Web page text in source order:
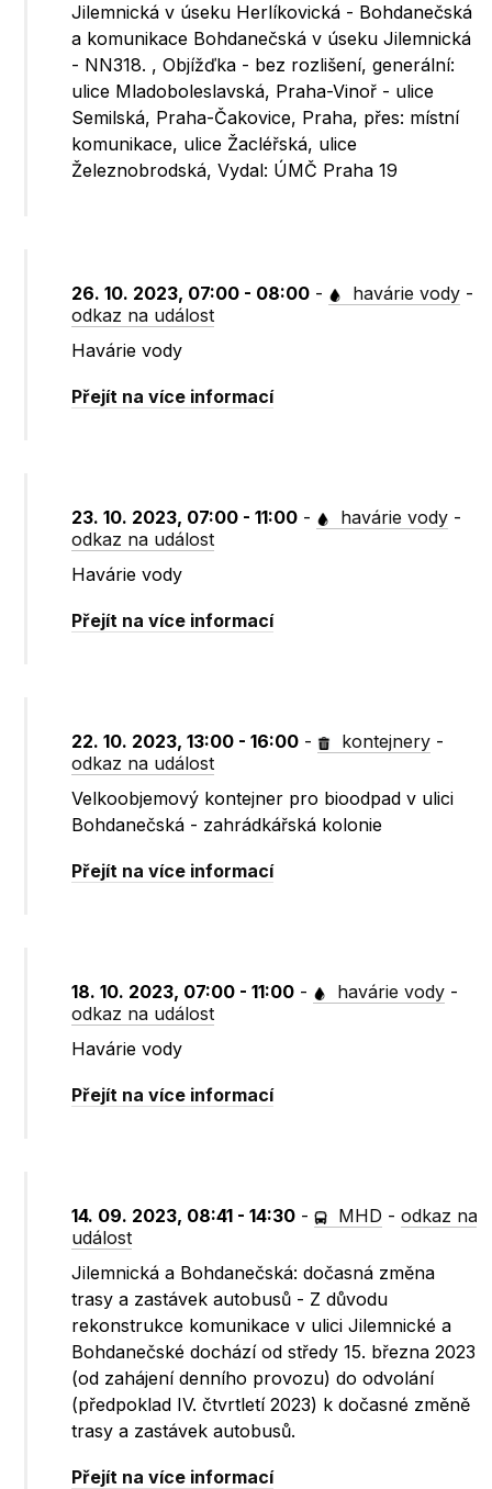
Jilemnická v úseku Herlíkovická - Bohdanečská
a komunikace Bohdanečská v úseku Jilemnická
- NN318. , Objížďka - bez rozlišení, generální:
ulice Mladoboleslavská, Praha-Vinoř - ulice
Semilská, Praha-Čakovice, Praha, přes: místní
komunikace, ulice Žacléřská, ulice
Železnobrodská, Vydal: ÚMČ Praha 19
26. 10. 2023, 07:00 - 08:00 - havárie vody -
odkaz na událost
Havárie vody
Přejít na více informací
23. 10. 2023, 07:00 - 11:00 - havárie vody -
odkaz na událost
Havárie vody
Přejít na více informací
22. 10. 2023, 13:00 - 16:00 - kontejnery -
odkaz na událost
Velkoobjemový kontejner pro bioodpad v ulici
Bohdanečská - zahrádkářská kolonie
Přejít na více informací
18. 10. 2023, 07:00 - 11:00 - havárie vody -
odkaz na událost
Havárie vody
Přejít na více informací
14. 09. 2023, 08:41 - 14:30 - MHD -odkaz na
událost
Jilemnická a Bohdanečská: dočasná změna
trasy a zastávek autobusů - Z důvodu
rekonstrukce komunikace v ulici Jilemnické a
Bohdanečské dochází od středy 15. března 2023
(od zahájení denního provozu) do odvolání
(předpoklad IV. čtvrtletí 2023) k dočasné změně
trasy a zastávek autobusů.
Přejít na více informací